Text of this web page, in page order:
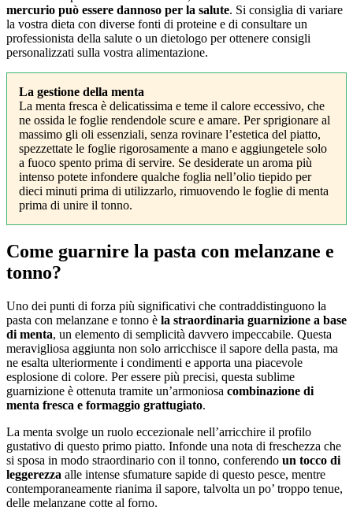
mercurio può essere dannoso per la salute. Si consiglia di variare
la vostra dieta con diverse fonti di proteine ​​e di consultare un
professionista della salute o un dietologo per ottenere consigli
personalizzati sulla vostra alimentazione.
La gestione della menta
La menta fresca è delicatissima e teme il calore eccessivo, che
ne ossida le foglie rendendole scure e amare. Per sprigionare al
massimo gli oli essenziali, senza rovinare l’estetica del piatto,
spezzettate le foglie rigorosamente a mano e aggiungetele solo
a fuoco spento prima di servire. Se desiderate un aroma più
intenso potete infondere qualche foglia nell’olio tiepido per
dieci minuti prima di utilizzarlo, rimuovendo le foglie di menta
prima di unire il tonno.
Come guarnire la pasta con melanzane e
tonno?
Uno dei punti di forza più significativi che contraddistinguono la
pasta con melanzane e tonno è la straordinaria guarnizione a base
di menta, un elemento di semplicità davvero impeccabile. Questa
meravigliosa aggiunta non solo arricchisce il sapore della pasta, ma
ne esalta ulteriormente i condimenti e apporta una piacevole
esplosione di colore. Per essere più precisi, questa sublime
guarnizione è ottenuta tramite un’armoniosa combinazione di
menta fresca e formaggio grattugiato.
La menta svolge un ruolo eccezionale nell’arricchire il profilo
gustativo di questo primo piatto. Infonde una nota di freschezza che
si sposa in modo straordinario con il tonno, conferendo un tocco di
leggerezza alle intense sfumature sapide di questo pesce, mentre
contemporaneamente rianima il sapore, talvolta un po’ troppo tenue,
delle melanzane cotte al forno.